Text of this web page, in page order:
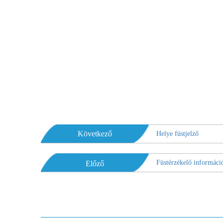
Következő Helye füstjelző
Előző Füstérzékelő